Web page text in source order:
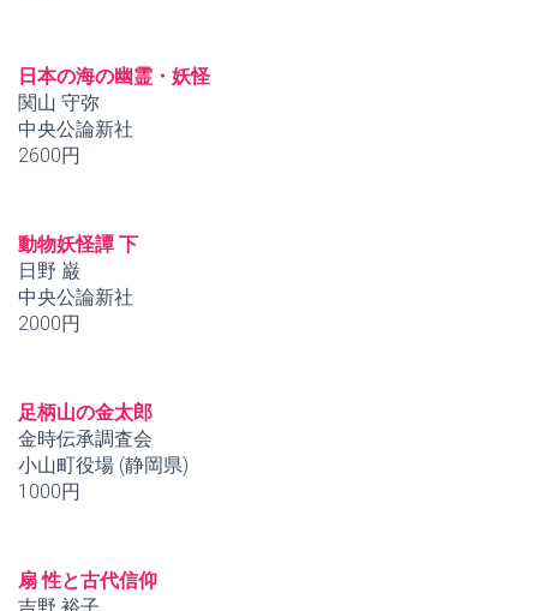
日本の海の幽霊・妖怪
関山 守弥
中央公論新社
2600円
動物妖怪譚 下
日野 巌
中央公論新社
2000円
足柄山の金太郎
金時伝承調査会
小山町役場 (静岡県)
1000円
扇 性と古代信仰